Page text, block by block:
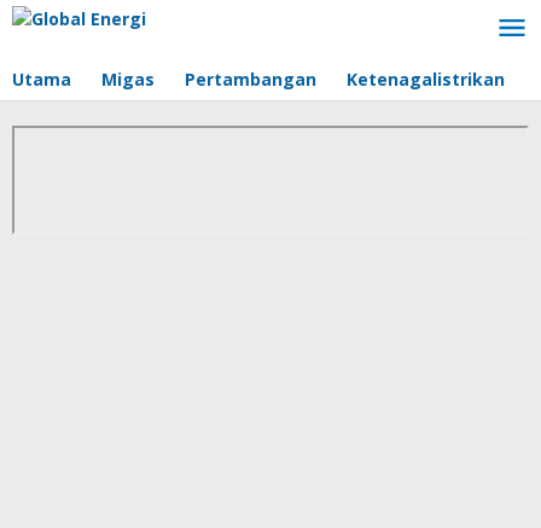
Lewati
Utama Migas Pertambangan Ketenagalistrikan